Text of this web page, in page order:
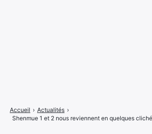
Accueil › Actualités ›
Shenmue 1 et 2 nous reviennent en quelques